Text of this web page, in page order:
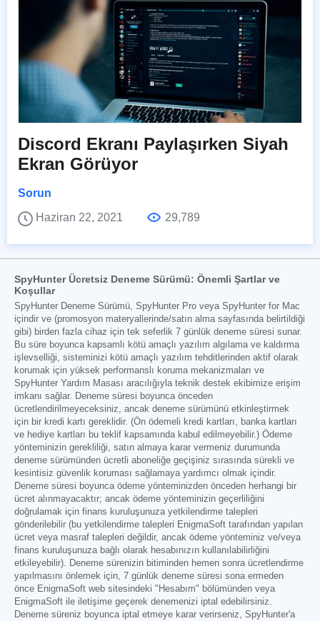
Discord Ekranı Paylaşırken Siyah
Ekran Görüyor
Sorun
Haziran 22, 2021
29,789
SpyHunter Ücretsiz Deneme Sürümü: Önemli Şartlar ve
Koşullar
SpyHunter Deneme Sürümü, SpyHunter Pro veya SpyHunter for Mac
içindir ve (promosyon materyallerinde/satın alma sayfasında belirtildiği
gibi) birden fazla cihaz için tek seferlik 7 günlük deneme süresi sunar.
Bu süre boyunca kapsamlı kötü amaçlı yazılım algılama ve kaldırma
işlevselliği, sisteminizi kötü amaçlı yazılım tehditlerinden aktif olarak
korumak için yüksek performanslı koruma mekanizmaları ve
SpyHunter Yardım Masası aracılığıyla teknik destek ekibimize erişim
imkanı sağlar. Deneme süresi boyunca önceden
ücretlendirilmeyeceksiniz, ancak deneme sürümünü etkinleştirmek
için bir kredi kartı gereklidir. (Ön ödemeli kredi kartları, banka kartları
ve hediye kartları bu teklif kapsamında kabul edilmeyebilir.) Ödeme
yönteminizin gerekliliği, satın almaya karar vermeniz durumunda
deneme sürümünden ücretli aboneliğe geçişiniz sırasında sürekli ve
kesintisiz güvenlik koruması sağlamaya yardımcı olmak içindir.
Deneme süresi boyunca ödeme yönteminizden önceden herhangi bir
ücret alınmayacaktır; ancak ödeme yönteminizin geçerliliğini
doğrulamak için finans kuruluşunuza yetkilendirme talepleri
gönderilebilir (bu yetkilendirme talepleri EnigmaSoft tarafından yapılan
ücret veya masraf talepleri değildir, ancak ödeme yönteminiz ve/veya
finans kuruluşunuza bağlı olarak hesabınızın kullanılabilirliğini
etkileyebilir). Deneme sürenizin bitiminden hemen sonra ücretlendirme
yapılmasını önlemek için, 7 günlük deneme süresi sona ermeden
önce EnigmaSoft web sitesindeki "Hesabım" bölümünden veya
EnigmaSoft ile iletişime geçerek denemenizi iptal edebilirsiniz.
Deneme süreniz boyunca iptal etmeye karar verirseniz, SpyHunter'a